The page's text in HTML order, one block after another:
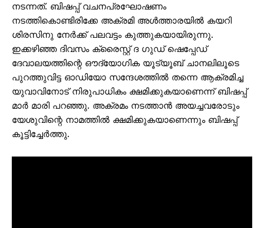
നടന്നത്. ബിഷപ്പ് വചനപ്രഘോഷണം
നടത്തികൊണ്ടിരിക്കേ അക്രമി അൾത്താരയിൽ കയറി
ശിരസിനു നേർക്ക് പലവട്ടം കുത്തുകയായിരുന്നു.
ഇക്കഴിഞ്ഞ ദിവസം ക്രൈസ്റ്റ് ദ ഗുഡ് ഷെപ്പേഡ്
ദേവാലയത്തിന്റെ ഔദ്യോഗിക യൂട്യൂബ് ചാനലിലൂടെ
പുറത്തുവിട്ട ഓഡിയോ സന്ദേശത്തില്‍ തന്നെ ആക്രമിച്ച
യുവാവിനോട് നിരുപാധികം ക്ഷമിക്കുകയാണെന്ന് ബിഷപ്പ്
മാര്‍ മാരി പറഞ്ഞു. അക്രമം നടത്താന്‍ അയച്ചവരോടും
യേശുവിന്റെ നാമത്തില്‍ ക്ഷമിക്കുകയാണെന്നും ബിഷപ്പ്
കൂട്ടിച്ചേര്‍ത്തു.